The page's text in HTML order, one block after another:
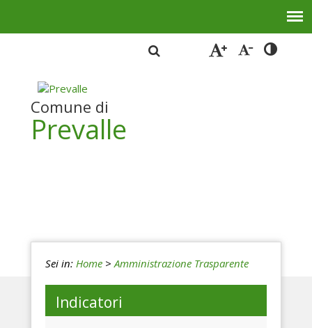
Comune di
Prevalle
Sei in: Home >Amministrazione Trasparente
Indicatori